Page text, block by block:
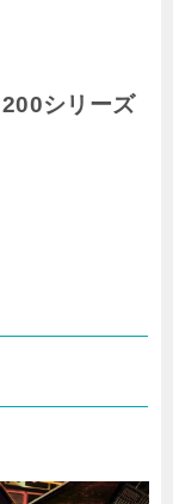
200シリーズ